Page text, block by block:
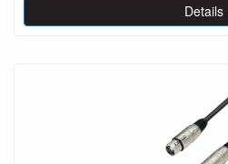
Details